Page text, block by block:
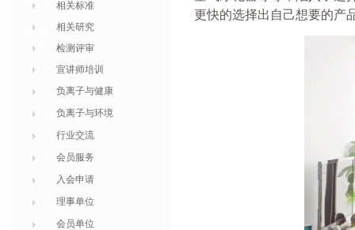
相关标准
相关研究
检测评审
宣讲师培训
负离子与健康
负离子与环境
行业交流
会员服务
入会申请
理事单位
会员单位
更快的选择出自己想要的产